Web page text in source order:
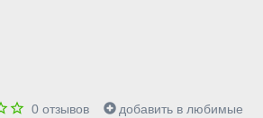
0 отзывов добавить в любимые